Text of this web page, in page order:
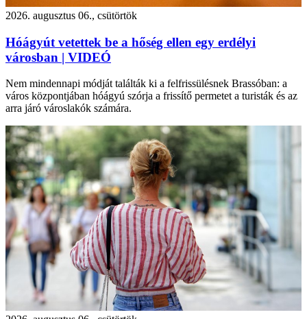
2026. augusztus 06., csütörtök
Hóágyút vetettek be a hőség ellen egy erdélyi
városban | VIDEÓ
Nem mindennapi módját találták ki a felfrissülésnek Brassóban: a
város központjában hóágyú szórja a frissítő permetet a turisták és az
arra járó városlakók számára.